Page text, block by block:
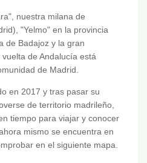
nuestra milana de
"Yelmo" en la provincia
de Badajoz y la gran
de Andalucía está
de Madrid.
en 2017 y tras pasar su
de territorio madrileño,
tiempo para viajar y conocer
mismo se encuentra en
en el siguiente mapa.